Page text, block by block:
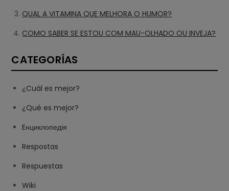
QUAL A VITAMINA QUE MELHORA O HUMOR?
COMO SABER SE ESTOU COM MAU-OLHADO OU INVEJA?
CATEGORÍAS
¿Cuál es mejor?
¿Qué es mejor?
Eнциклопедія
Respostas
Respuestas
Wiki